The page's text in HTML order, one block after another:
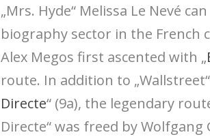
„Mrs. Hyde“ Melissa Le Nevé
biography sector in the French
Alex Megos first ascented with „
route. In addition to
Directe“ (9a), the legendary
Directe“ was freed by